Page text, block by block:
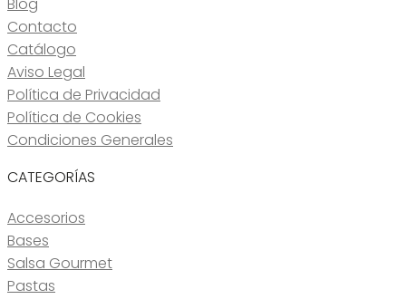
Contacto
Catálogo
Aviso Legal
Política de Privacidad
Política de Cookies
Condiciones Generales
CATEGORÍAS
Accesorios
Bases
Salsa Gourmet
Pastas